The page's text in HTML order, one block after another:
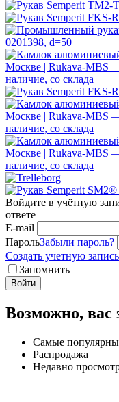
Войдите в учётную
ответе
E-mail
ПарольЗабыли пароль?
Создать учетную запись
Запомнить
Войти
Возможно, вас
Самые
Распродажа
Недавно